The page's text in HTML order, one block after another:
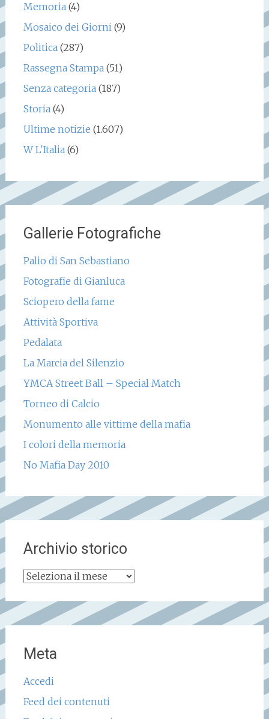
Memoria(4)
Mosaico dei Giorni(9)
Politica(287)
Rassegna Stampa(51)
Senza categoria(187)
Storia(4)
Ultime notizie (1.607)
W L'Italia(6)
Gallerie Fotografiche
Palio di San Sebastiano
Fotografie di Gianluca
Sciopero della fame
Attività Sportiva
Pedalata
La Marcia del Silenzio
YMCA Street Ball – Special Match
Torneo di Calcio
Monumento alle vittime della mafia
I colori della memoria
No Mafia Day 2010
Archivio storico
Archivio
Meta
Accedi
Feed dei contenuti